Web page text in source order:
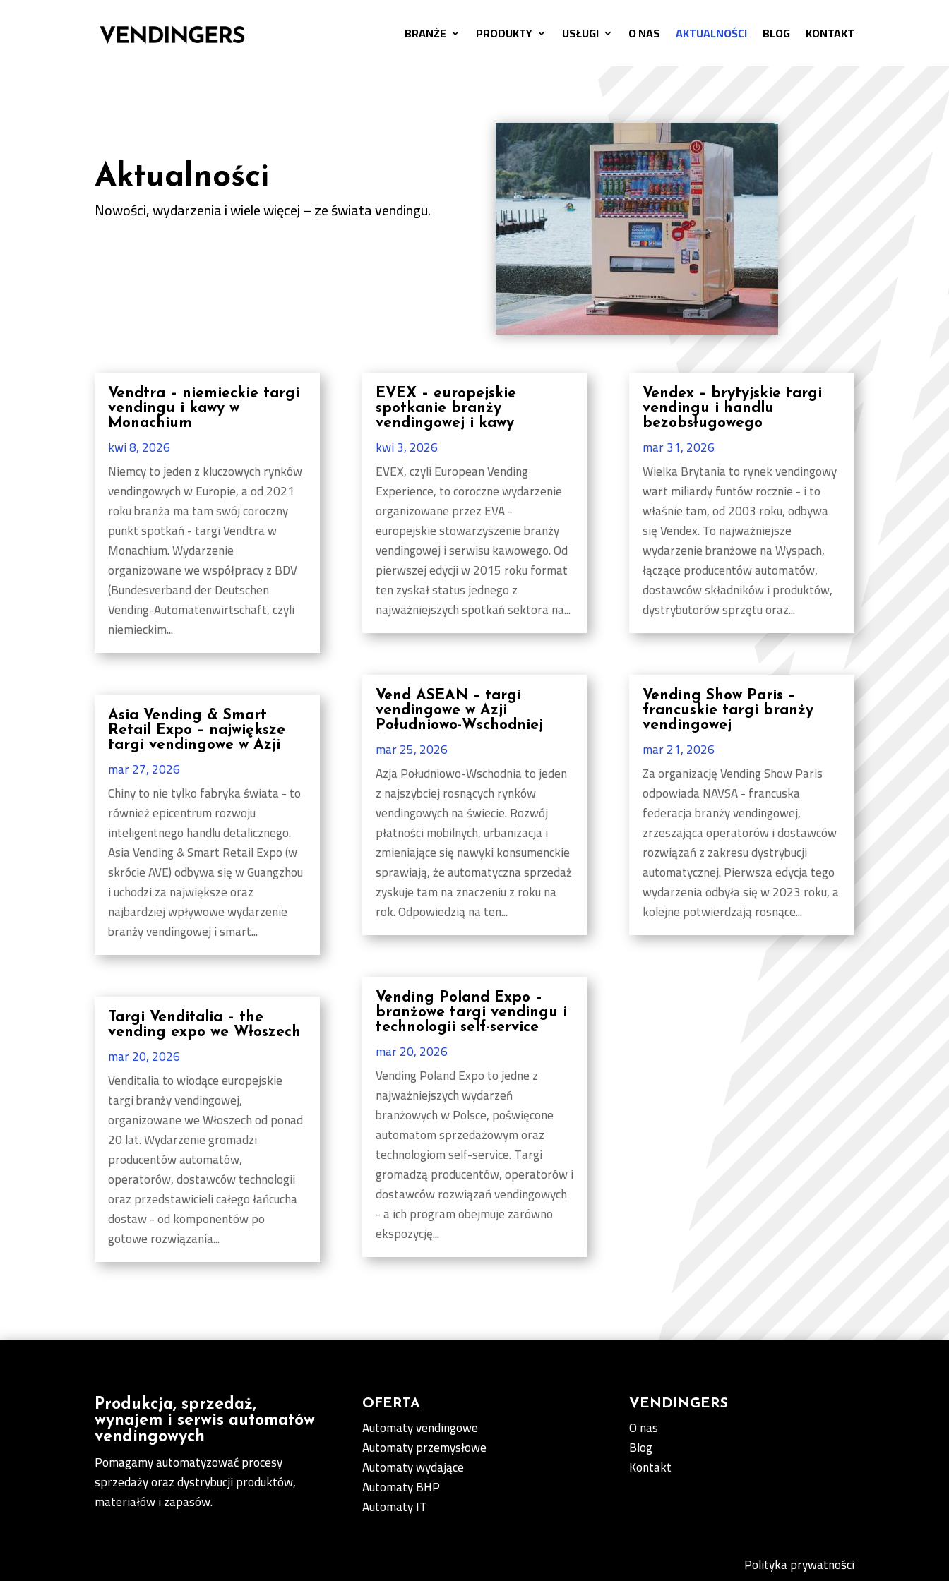
BRANŻE PRODUKTY USŁUGI O NAS AKTUALNOŚCI BLOG KONTAKT
Aktualności
Nowości, wydarzenia i wiele więcej – ze świata vendingu.
Vendtra – niemieckie targi
vendingu i kawy w
Monachium
kwi 8, 2026
Niemcy to jeden z kluczowych rynków
vendingowych w Europie, a od 2021
roku branża ma tam swój coroczny
punkt spotkań - targi Vendtra w
Monachium. Wydarzenie
organizowane we współpracy z BDV
(Bundesverband der Deutschen
Vending-Automatenwirtschaft, czyli
niemieckim...
Asia Vending & Smart
Retail Expo – największe
targi vendingowe w Azji
mar 27, 2026
Chiny to nie tylko fabryka świata - to
również epicentrum rozwoju
inteligentnego handlu detalicznego.
Asia Vending & Smart Retail Expo (w
skrócie AVE) odbywa się w Guangzhou
i uchodzi za największe oraz
najbardziej wpływowe wydarzenie
branży vendingowej i smart...
Targi Venditalia – the
vending expo we Włoszech
mar 20, 2026
Venditalia to wiodące europejskie
targi branży vendingowej,
organizowane we Włoszech od ponad
20 lat. Wydarzenie gromadzi
producentów automatów,
operatorów, dostawców technologii
oraz przedstawicieli całego łańcucha
dostaw - od komponentów po
gotowe rozwiązania...
EVEX – europejskie
spotkanie branży
vendingowej i kawy
kwi 3, 2026
EVEX, czyli European Vending
Experience, to coroczne wydarzenie
organizowane przez EVA -
europejskie stowarzyszenie branży
vendingowej i serwisu kawowego. Od
pierwszej edycji w 2015 roku format
ten zyskał status jednego z
najważniejszych spotkań sektora na...
Vend ASEAN – targi
vendingowe w Azji
Południowo-Wschodniej
mar 25, 2026
Azja Południowo-Wschodnia to jeden
z najszybciej rosnących rynków
vendingowych na świecie. Rozwój
płatności mobilnych, urbanizacja i
zmieniające się nawyki konsumenckie
sprawiają, że automatyczna sprzedaż
zyskuje tam na znaczeniu z roku na
rok. Odpowiedzią na ten...
Vending Poland Expo –
branżowe targi vendingu i
technologii self-service
mar 20, 2026
Vending Poland Expo to jedne z
najważniejszych wydarzeń
branżowych w Polsce, poświęcone
automatom sprzedażowym oraz
technologiom self-service. Targi
gromadzą producentów, operatorów i
dostawców rozwiązań vendingowych
- a ich program obejmuje zarówno
ekspozycję...
Vendex – brytyjskie targi
vendingu i handlu
bezobsługowego
mar 31, 2026
Wielka Brytania to rynek vendingowy
wart miliardy funtów rocznie - i to
właśnie tam, od 2003 roku, odbywa
się Vendex. To najważniejsze
wydarzenie branżowe na Wyspach,
łączące producentów automatów,
dostawców składników i produktów,
dystrybutorów sprzętu oraz...
Vending Show Paris –
francuskie targi branży
vendingowej
mar 21, 2026
Za organizację Vending Show Paris
odpowiada NAVSA - francuska
federacja branży vendingowej,
zrzeszająca operatorów i dostawców
rozwiązań z zakresu dystrybucji
automatycznej. Pierwsza edycja tego
wydarzenia odbyła się w 2023 roku, a
kolejne potwierdzają rosnące...
Produkcja, sprzedaż,
wynajem i serwis automatów
vendingowych
Pomagamy automatyzować procesy
sprzedaży oraz dystrybucji produktów,
materiałów i zapasów.
OFERTA
Automaty vendingowe
Automaty przemysłowe
Automaty wydające
Automaty BHP
Automaty IT
VENDINGERS
O nas
Blog
Kontakt
Polityka prywatności